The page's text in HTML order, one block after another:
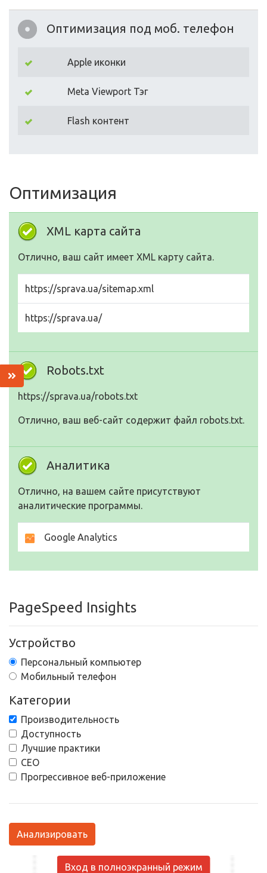
Оптимизация под моб. телефон
Apple иконки
Meta Viewport Тэг
Flash контент
Оптимизация
XML карта сайта
Отлично, ваш сайт имеет XML карту сайта.
https://sprava.ua/sitemap.xml
https://sprava.ua/
Robots.txt
https://sprava.ua/robots.txt
Отлично, ваш веб-сайт содержит файл robots.txt.
Аналитика
Отлично, на вашем сайте присутствуют
аналитические программы.
Google Analytics
PageSpeed Insights
Устройство
Персональный компьютер
Мобильный телефон
Категории
Производительность
Доступность
Лучшие практики
СЕО
Прогрессивное веб-приложение
Анализировать
Вход в полноэкранный режим